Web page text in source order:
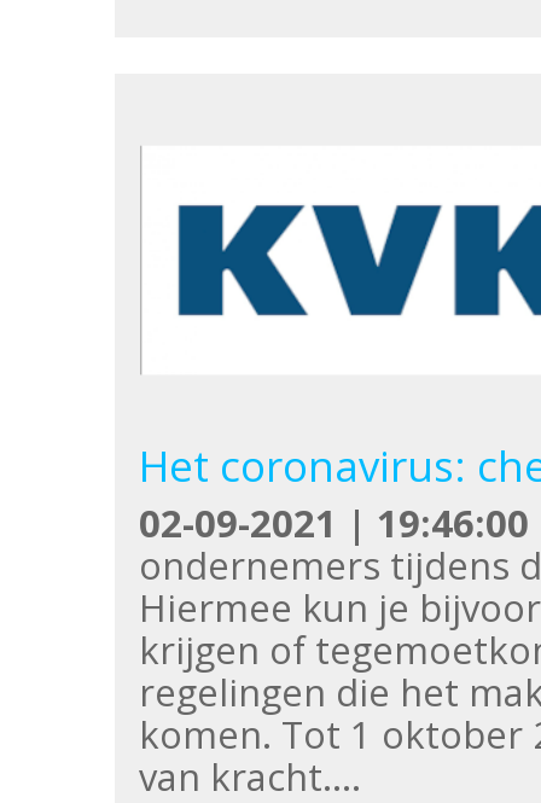
Het coronavirus:
02-09-2021 | 19:46:00
ondernemers tijdens
Hiermee kun je
krijgen of
regelingen die het
komen. Tot 1 oktober
van kracht.…